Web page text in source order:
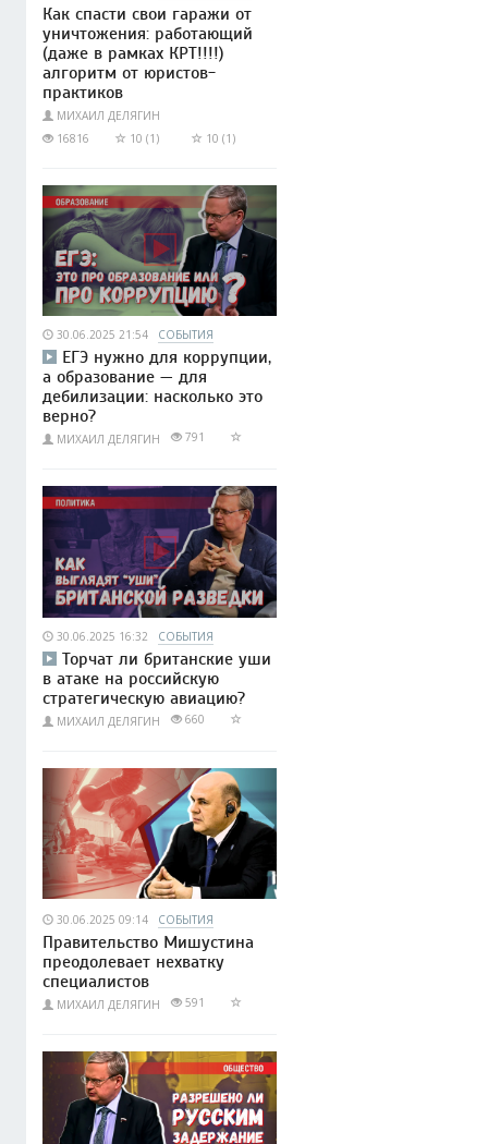
Как спасти свои гаражи от
уничтожения: работающий
(даже в рамках КРТ!!!!)
алгоритм от юристов-
практиков
МИХАИЛ ДЕЛЯГИН
16816
10 (1) 10 (1)
30.06.2025 21:54 СОБЫТИЯ
ЕГЭ нужно для коррупции,
а образование — для
дебилизации: насколько это
верно?
МИХАИЛ ДЕЛЯГИН 791
30.06.2025 16:32 СОБЫТИЯ
Торчат ли британские уши
в атаке на российскую
стратегическую авиацию?
МИХАИЛ ДЕЛЯГИН 660
30.06.2025 09:14 СОБЫТИЯ
Правительство Мишустина
преодолевает нехватку
специалистов
МИХАИЛ ДЕЛЯГИН 591